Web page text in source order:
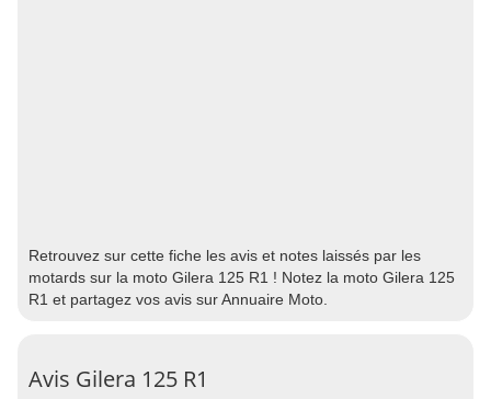
Retrouvez sur cette fiche les avis et notes laissés par les
motards sur la moto Gilera 125 R1 ! Notez la moto Gilera 125
R1 et partagez vos avis sur Annuaire Moto.
Avis Gilera 125 R1